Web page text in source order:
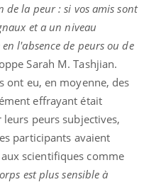
la peur : si vos amis sont
et a un niveau
l'absence de peurs ou de
Sarah M. Tashjian.
ont eu, en moyenne, des
effrayant était
peurs subjectives,
participants avaient
scientifiques comme
est plus sensible à